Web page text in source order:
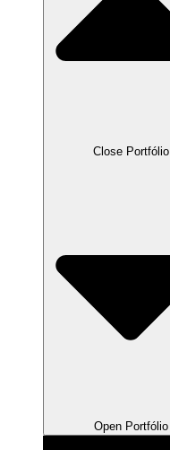
Close Portfólio
Open Portfólio